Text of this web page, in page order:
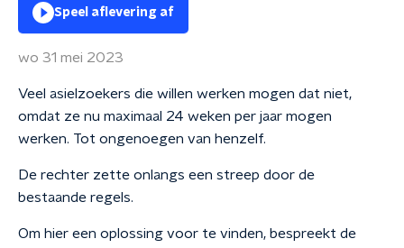
Speel aflevering af
wo 31 mei 2023
Veel asielzoekers die willen werken mogen dat niet,
omdat ze nu maximaal 24 weken per jaar mogen
werken. Tot ongenoegen van henzelf.
De rechter zette onlangs een streep door de
bestaande regels.
Om hier een oplossing voor te vinden, bespreekt de